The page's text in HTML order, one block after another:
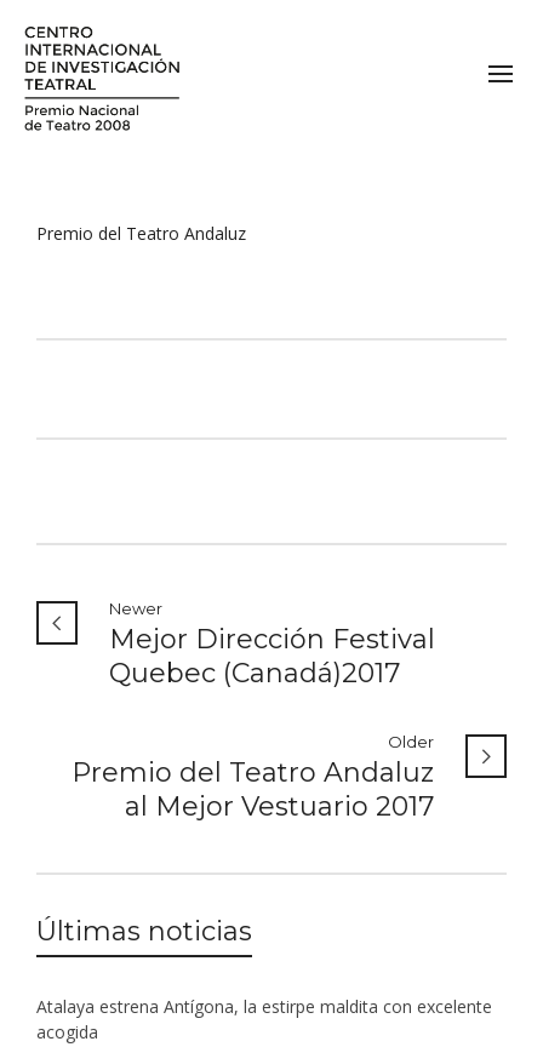
Premio del Teatro Andaluz
Newer
Mejor Dirección Festival
Quebec (Canadá)2017
Older
Premio del Teatro Andaluz
al Mejor Vestuario 2017
Últimas noticias
Atalaya estrena Antígona, la estirpe maldita con excelente
acogida